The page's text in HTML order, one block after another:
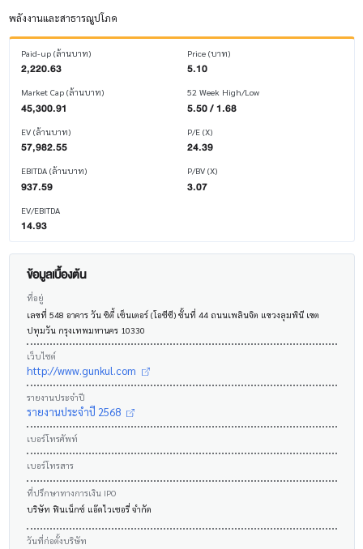
พลังงานและสาธารณูปโภค
Paid-up (ล้านบาท)
2,220.63
Market Cap (ล้านบาท)
45,300.91
EV (ล้านบาท)
57,982.55
EBITDA (ล้านบาท)
937.59
EV/EBITDA
14.93
Price (บาท)
5.10
52 Week High/Low
5.50 / 1.68
P/E (X)
24.39
P/BV (X)
3.07
ข้อมูลเบื้องต้น
ที่อยู่
เลขที่ 548 อาคาร วัน ซิตี้ เซ็นเตอร์ (โอซีซี) ชั้นที่ 44 ถนนเพลินจิต แขวงลุมพินี เขต
ปทุมวัน กรุงเทพมหานคร 10330
เว็บไซต์
http://www.gunkul.com
รายงานประจำปี
รายงานประจำปี 2568
เบอร์โทรศัพท์
เบอร์โทรสาร
ที่ปรึกษาทางการเงิน IPO
บริษัท ฟินเน็กซ์ แอ๊ดไวเซอรี่ จำกัด
วันที่ก่อตั้งบริษัท